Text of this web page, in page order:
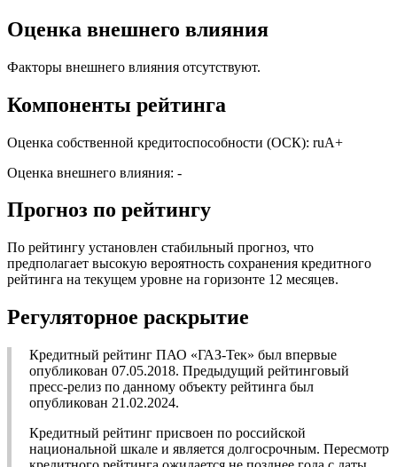
Оценка внешнего влияния
Факторы внешнего влияния отсутствуют.
Компоненты рейтинга
Оценка собственной кредитоспособности (ОСК): ruA+
Оценка внешнего влияния: -
Прогноз по рейтингу
По рейтингу установлен стабильный прогноз, что
предполагает высокую вероятность сохранения кредитного
рейтинга на текущем уровне на горизонте 12 месяцев.
Регуляторное раскрытие
Кредитный рейтинг ПАО «ГАЗ-Тек» был впервые
опубликован 07.05.2018. Предыдущий рейтинговый
пресс-релиз по данному объекту рейтинга был
опубликован 21.02.2024.
Кредитный рейтинг присвоен по российской
национальной шкале и является долгосрочным. Пересмотр